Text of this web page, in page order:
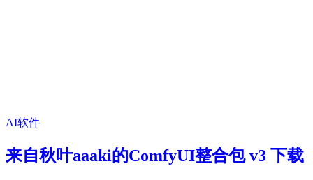
AI软件
来自秋叶aaaki的ComfyUI整合包 v3 下载